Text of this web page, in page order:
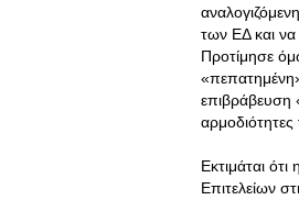
των ΕΔ και να
Προτίμησε
επιβράβευση
αρμοδιότητες
Εκτιμάται
Επιτελείων